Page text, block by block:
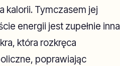
kalorii. Tymczasem jej
energii jest zupełnie inna
która rozkręca
poprawiając